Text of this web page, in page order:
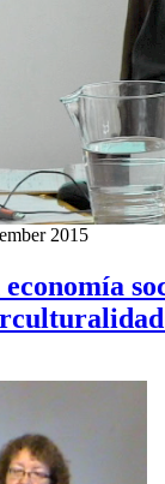
2015
economía